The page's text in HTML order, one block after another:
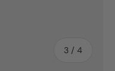
3 / de
4